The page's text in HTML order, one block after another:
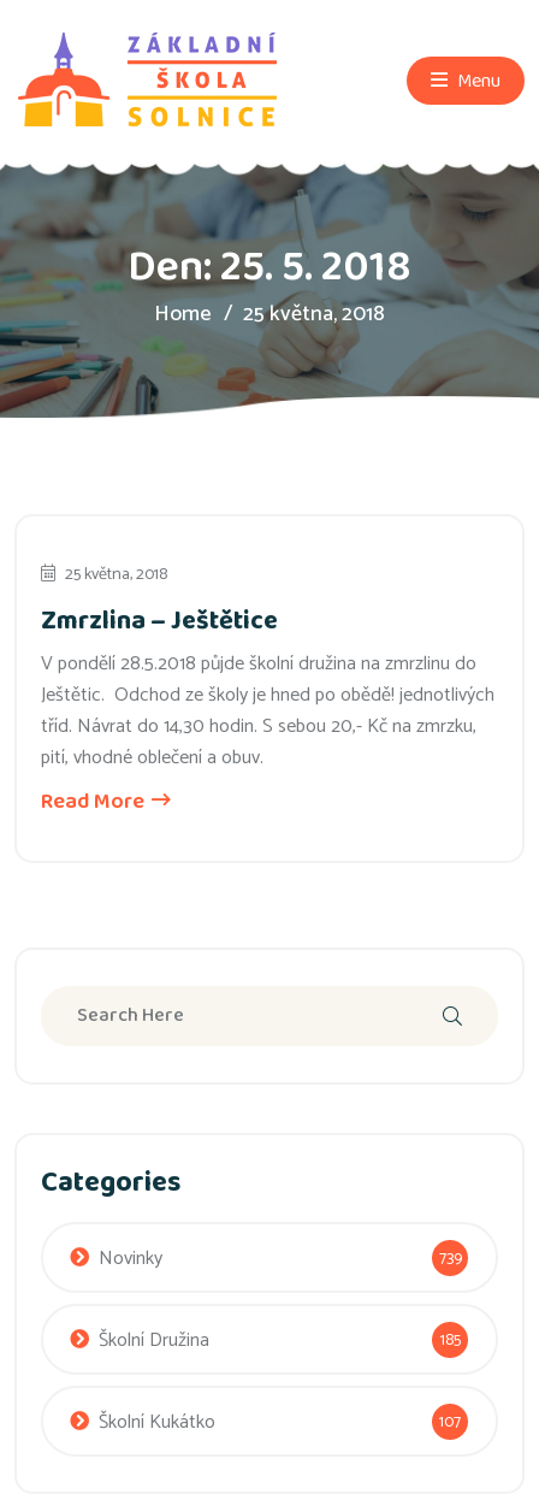
Menu
Den:25. 5. 2018
Home 25 května, 2018
25 května, 2018
Zmrzlina – Ještětice
V pondělí 28.5.2018 půjde školní družina na zmrzlinu do
Ještětic. Odchod ze školy je hned po obědě! jednotlivých
tříd. Návrat do 14,30 hodin. S sebou 20,- Kč na zmrzku,
pití, vhodné oblečení a obuv.
Read More
Categories
Novinky 739
Školní Družina 185
Školní Kukátko 107